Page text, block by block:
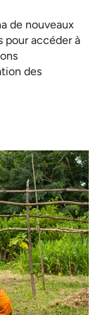
de nouveaux
pour accéder à
des